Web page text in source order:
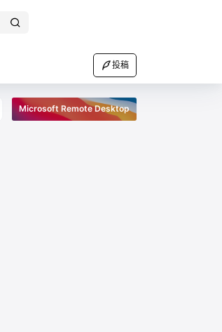
投稿
Microsoft Remote Desktop